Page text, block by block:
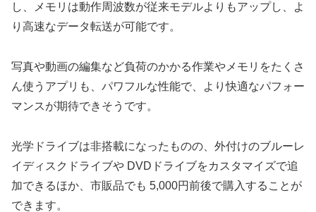
し、メモリは動作周波数が従来モデルよりもアップし、よ
り高速なデータ転送が可能です。
写真や動画の編集など負荷のかかる作業やメモリをたくさ
ん使うアプリも、パワフルな性能で、より快適なパフォー
マンスが期待できそうです。
光学ドライブは非搭載になったものの、外付けのブルーレ
イディスクドライブや DVDドライブをカスタマイズで追
加できるほか、市販品でも 5,000円前後で購入することが
できます。